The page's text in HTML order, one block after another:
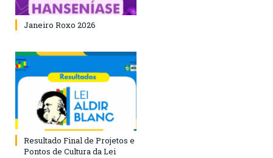
Janeiro Roxo 2026
Resultado Final de Projetos e
Pontos de Cultura da Lei